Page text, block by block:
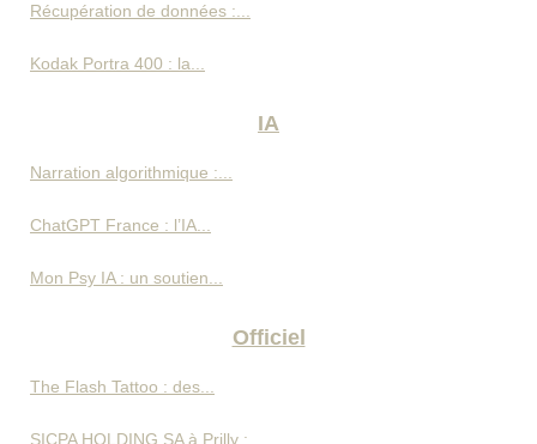
Récupération de données :...
Kodak Portra 400 : la...
IA
Narration algorithmique :...
ChatGPT France : l’IA...
Mon Psy IA : un soutien...
Officiel
The Flash Tattoo : des...
SICPA HOLDING SA à Prilly :...